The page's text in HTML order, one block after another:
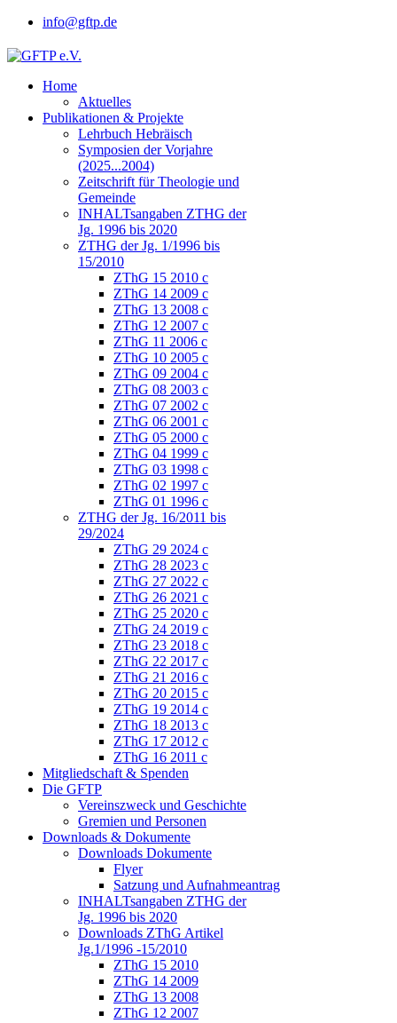
info@gftp.de
Home
Aktuelles
Publikationen & Projekte
Lehrbuch Hebräisch
Symposien der Vorjahre
(2025...2004)
Zeitschrift für Theologie und
Gemeinde
INHALTsangaben ZTHG der
Jg. 1996 bis 2020
ZTHG der Jg. 1/1996 bis
15/2010
ZThG 15 2010 c
ZThG 14 2009 c
ZThG 13 2008 c
ZThG 12 2007 c
ZThG 11 2006 c
ZThG 10 2005 c
ZThG 09 2004 c
ZThG 08 2003 c
ZThG 07 2002 c
ZThG 06 2001 c
ZThG 05 2000 c
ZThG 04 1999 c
ZThG 03 1998 c
ZThG 02 1997 c
ZThG 01 1996 c
ZTHG der Jg. 16/2011 bis
29/2024
ZThG 29 2024 c
ZThG 28 2023 c
ZThG 27 2022 c
ZThG 26 2021 c
ZThG 25 2020 c
ZThG 24 2019 c
ZThG 23 2018 c
ZThG 22 2017 c
ZThG 21 2016 c
ZThG 20 2015 c
ZThG 19 2014 c
ZThG 18 2013 c
ZThG 17 2012 c
ZThG 16 2011 c
Mitgliedschaft & Spenden
Die GFTP
Vereinszweck und Geschichte
Gremien und Personen
Downloads & Dokumente
Downloads Dokumente
Flyer
Satzung und Aufnahmeantrag
INHALTsangaben ZTHG der
Jg. 1996 bis 2020
Downloads ZThG Artikel
Jg.1/1996 -15/2010
ZThG 15 2010
ZThG 14 2009
ZThG 13 2008
ZThG 12 2007